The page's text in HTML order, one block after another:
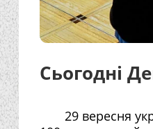
Сьогодні
29 вересня